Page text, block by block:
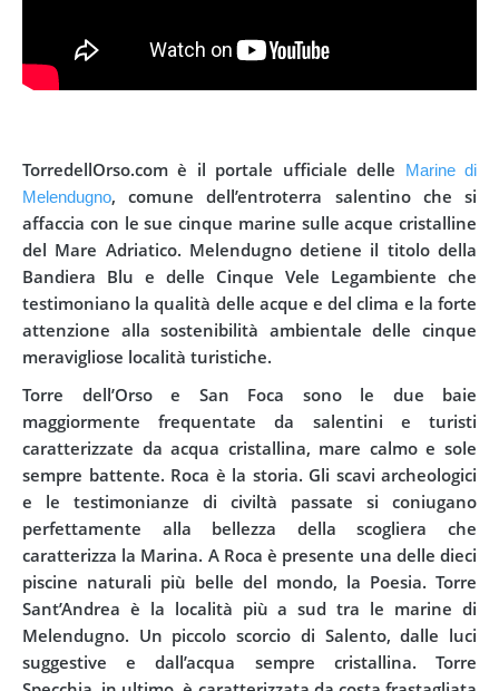
TorredellOrso.com è il portale ufficiale delle
Marine di
Melendugno, comune dell’entroterra salentino che si
affaccia con le sue cinque marine sulle acque cristalline
del Mare Adriatico. Melendugno detiene il titolo della
Bandiera Blu e delle Cinque Vele Legambiente che
testimoniano la qualità delle acque e del clima e la forte
attenzione alla sostenibilità ambientale delle cinque
meravigliose località turistiche.
Torre dell’Orso e San Foca sono le due baie
maggiormente frequentate da salentini e turisti
caratterizzate da acqua cristallina, mare calmo e sole
sempre battente. Roca è la storia. Gli scavi archeologici
e le testimonianze di civiltà passate si coniugano
perfettamente alla bellezza della scogliera che
caratterizza la Marina. A Roca è presente una delle dieci
piscine naturali più belle del mondo, la Poesia. Torre
Sant’Andrea è la località più a sud tra le marine di
Melendugno. Un piccolo scorcio di Salento, dalle luci
suggestive e dall’acqua sempre cristallina. Torre